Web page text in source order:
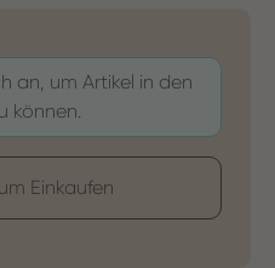
an, um Artikel in den
können.
Einkaufen